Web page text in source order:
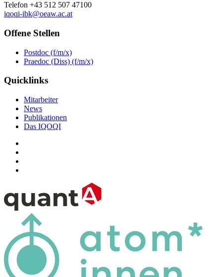
Telefon +43 512 507 47100
iqoqi-ibk@oeaw.ac.at
Offene Stellen
Postdoc (f/m/x)
Praedoc (Diss) (f/m/x)
Quicklinks
Mitarbeiter
News
Publikationen
Das IQOQI